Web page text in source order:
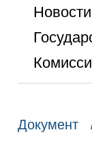
Новости
Документ